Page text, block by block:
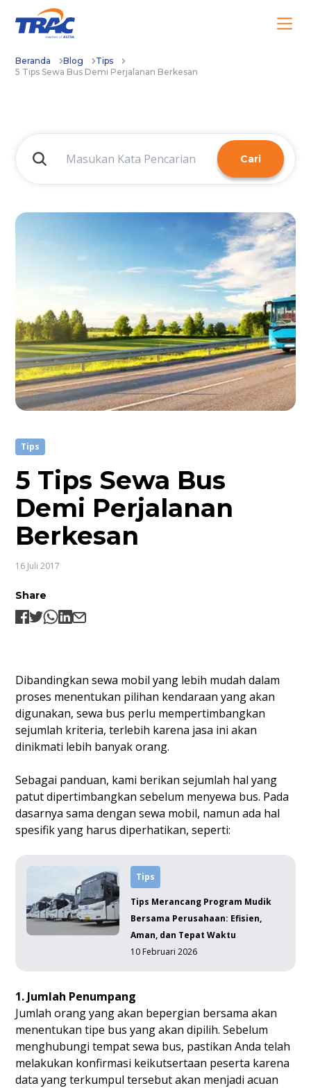
Beranda Blog
Tips
5 Tips Sewa Bus Demi Perjalanan Berkesan
Cari
Tips
5 Tips Sewa Bus
Demi Perjalanan
Berkesan
16 Juli 2017
Share
Dibandingkan sewa mobil yang lebih mudah dalam
proses menentukan pilihan kendaraan yang akan
digunakan, sewa bus perlu mempertimbangkan
sejumlah kriteria, terlebih karena jasa ini akan
dinikmati lebih banyak orang.
Sebagai panduan, kami berikan sejumlah hal yang
patut dipertimbangkan sebelum menyewa bus. Pada
dasarnya sama dengan sewa mobil, namun ada hal
spesifik yang harus diperhatikan, seperti:
Tips
Tips Merancang Program Mudik
Bersama Perusahaan: Efisien,
Aman, dan Tepat Waktu
10 Februari 2026
1. Jumlah Penumpang
Jumlah orang yang akan bepergian bersama akan
menentukan tipe bus yang akan dipilih. Sebelum
menghubungi tempat sewa bus, pastikan Anda telah
melakukan konfirmasi keikutsertaan peserta karena
data yang terkumpul tersebut akan menjadi acuan